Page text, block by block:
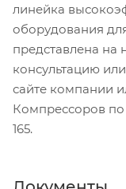
линейка
оборудования
представлена на
консультацию
сайте компании
Компрессоров
165.